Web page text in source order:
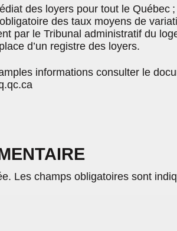
des loyers pour tout le Québec ;
obligatoire des taux moyens de
par le Tribunal administratif du
d’un registre des loyers.
informations consulter le
Les champs obligatoires sont